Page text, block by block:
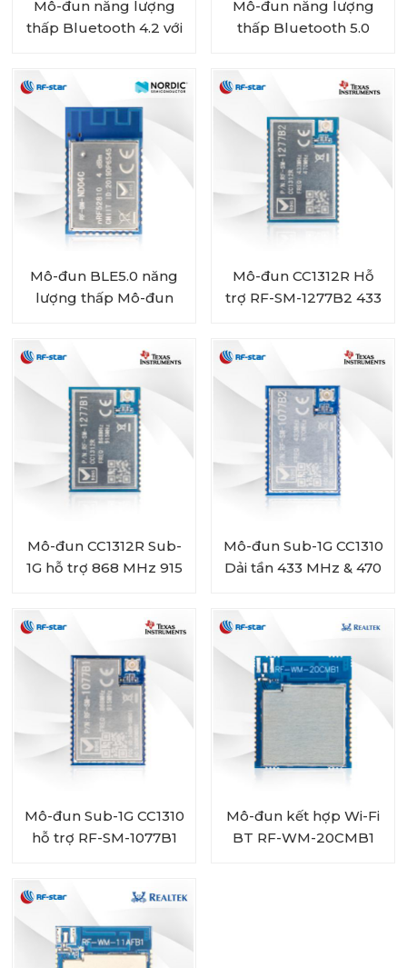
Mô-đun năng lượng
thấp Bluetooth 4.2 với
Mô-đun năng lượng
thấp Bluetooth 5.0
BM-ND04CI
Mô-đun BLE5.0 năng
lượng thấp Mô-đun
Mô-đun CC1312R Hỗ
trợ RF-SM-1277B2 433
Mô-đun CC1312R Sub-
1G hỗ trợ 868 MHz 915
Mô-đun Sub-1G CC1310
Dải tần 433 MHz & 470
Mô-đun Sub-1G CC1310
hỗ trợ RF-SM-1077B1
Mô-đun kết hợp Wi-Fi
BT RF-WM-20CMB1